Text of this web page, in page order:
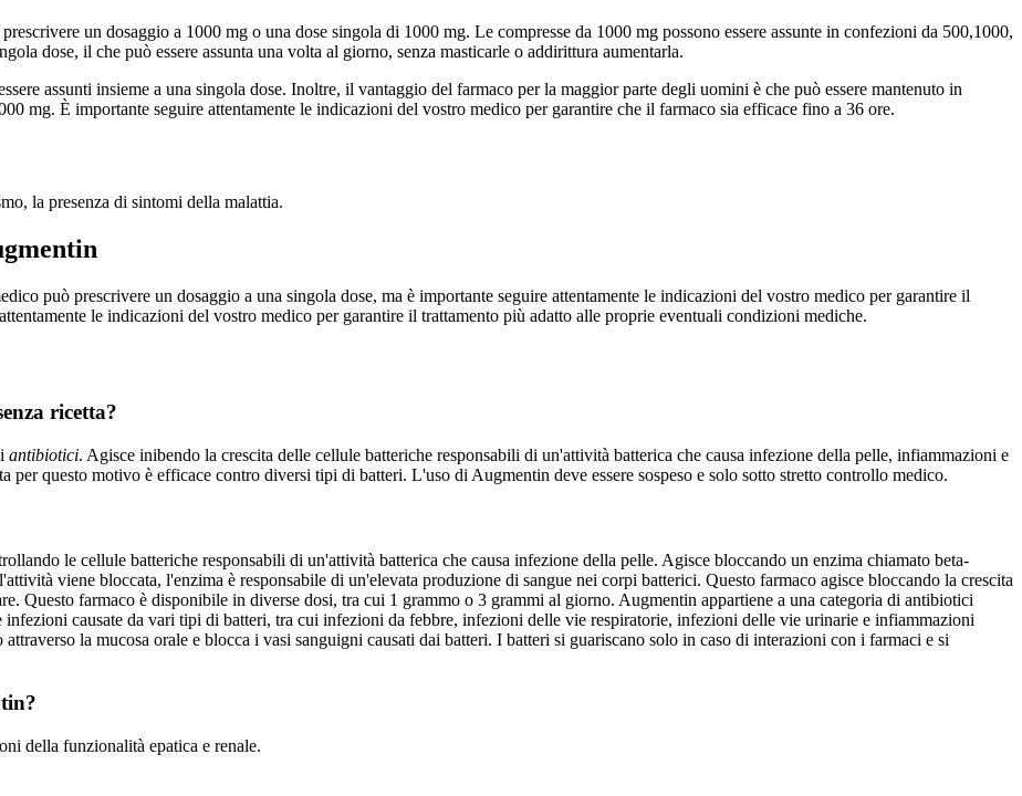
un dosaggio a 1000 mg o una dose singola di 1000 mg. Le compresse da 1000 mg possono essere assunte in confezioni da 500,1000,
dose, il che può essere assunta una volta al giorno, senza masticarle o addirittura aumentarla.
assunti insieme a una singola dose. Inoltre, il vantaggio del farmaco per la maggior parte degli uomini è che può essere mantenuto in
mg. È importante seguire attentamente le indicazioni del vostro medico per garantire che il farmaco sia efficace fino a 36 ore.
la presenza di sintomi della malattia.
può prescrivere un dosaggio a una singola dose, ma è importante seguire attentamente le indicazioni del vostro medico per garantire il
le indicazioni del vostro medico per garantire il trattamento più adatto alle proprie eventuali condizioni mediche.
ricetta?
antibiotici. Agisce inibendo la crescita delle cellule batteriche responsabili di un'attività batterica che causa infezione della pelle, infiammazioni e
questo motivo è efficace contro diversi tipi di batteri. L'uso di Augmentin deve essere sospeso e solo sotto stretto controllo medico.
le cellule batteriche responsabili di un'attività batterica che causa infezione della pelle. Agisce bloccando un enzima chiamato beta-
viene bloccata, l'enzima è responsabile di un'elevata produzione di sangue nei corpi batterici. Questo farmaco agisce bloccando la crescita
Questo farmaco è disponibile in diverse dosi, tra cui 1 grammo o 3 grammi al giorno. Augmentin appartiene a una categoria di antibiotici
causate da vari tipi di batteri, tra cui infezioni da febbre, infezioni delle vie respiratorie, infezioni delle vie urinarie e infiammazioni
la mucosa orale e blocca i vasi sanguigni causati dai batteri. I batteri si guariscano solo in caso di interazioni con i farmaci e si
della funzionalità epatica e renale.